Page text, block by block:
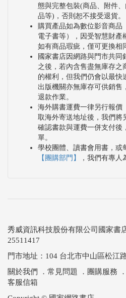
態與完整包裝(商品、附件
品等)，否則恕不接受退貨。
購買產品如為數位影音商品
電子書等），因受智慧財產
如有商品瑕疵，僅可更換相
國家書店因網路與門市共
之後，若內含售盡無庫存之
的權利，但我們仍會以最快
出版機關亦無庫存可供銷售
退款作業。
海外購書運費一律另行報價
取海外寄送地址後，我們將
確認書款與運費一併支付後
單。
學校團體、讀書會用書，或
【團購部門】
，我們有專人
秀威資訊科技股份有限公司國家書
25511417
門市地址：104 台北市中山區松江
關於我們
． 常見問題 ． 團購服務 ．
客服信箱